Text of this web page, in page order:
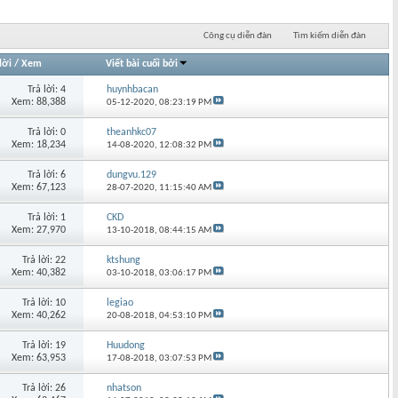
Công cụ diễn đàn Tìm kiếm diễn đàn
/ Xem Viết bài cuối bởi
Trả lời: 4
Xem: 88,388
huynhbacan
05-12-2020,08:23:19 PM
Trả lời: 0
Xem: 18,234
theanhkc07
14-08-2020, 12:08:32 PM
Trả lời: 6
Xem: 67,123
dungvu.129
28-07-2020, 11:15:40 AM
Trả lời: 1
Xem: 27,970
CKD
13-10-2018,08:44:15 AM
Trả lời: 22
Xem: 40,382
ktshung
03-10-2018,03:06:17 PM
Trả lời: 10
Xem: 40,262
legiao
20-08-2018,04:53:10 PM
Trả lời: 19
Xem: 63,953
Huudong
17-08-2018,03:07:53 PM
Trả lời: 26
nhatson